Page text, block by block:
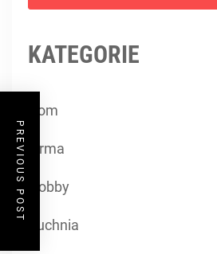
PREVIOUS POST
KATEGORIE
Dom
Firma
Hobby
Kuchnia